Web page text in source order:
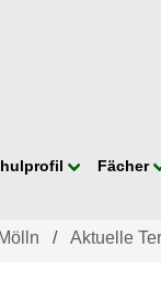
Fächer
Aktuelle